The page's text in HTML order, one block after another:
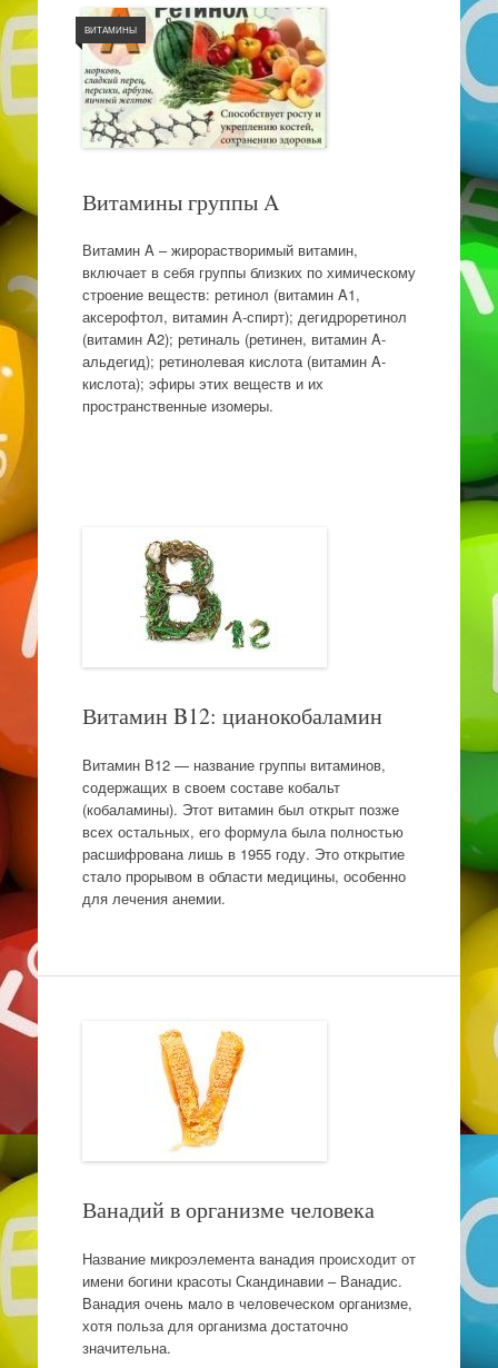
ВИТАМИНЫ
Витамины группы A
Витамин A – жирорастворимый витамин,
включает в себя группы близких по химическому
строение веществ: ретинол (витамин A1,
аксерофтол, витамин А-спирт); дегидроретинол
(витамин A2); ретиналь (ретинен, витамин A-
альдегид); ретинолевая кислота (витамин A-
кислота); эфиры этих веществ и их
пространственные изомеры.
Витамин B12: цианокобаламин
Витамин B12 — название группы витаминов,
содержащих в своем составе кобальт
(кобаламины). Этот витамин был открыт позже
всех остальных, его формула была полностью
расшифрована лишь в 1955 году. Это открытие
стало прорывом в области медицины, особенно
для лечения анемии.
Ванадий в организме человека
Название микроэлемента ванадия происходит от
имени богини красоты Скандинавии – Ванадис.
Ванадия очень мало в человеческом организме,
хотя польза для организма достаточно
значительна.